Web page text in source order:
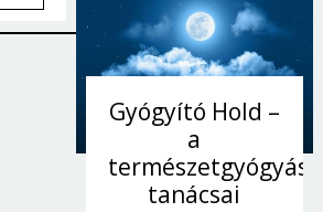
Gyógyító Hold –
a
természetgyógyász
tanácsai